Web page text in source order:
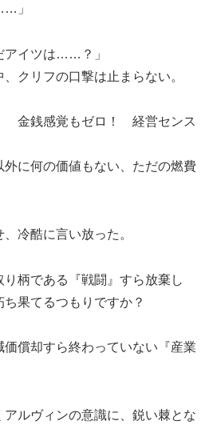
」
アイツは……？」
クリフの口撃は止まらない。
金銭感覚もゼロ！ 経営センス
に何の価値もない、ただの燃費
冷酷に言い放った。
り柄である『戦闘』すら放棄し
果てるつもりですか？
償却すら終わっていない『産業
ルヴィンの意識に、鋭い棘とな